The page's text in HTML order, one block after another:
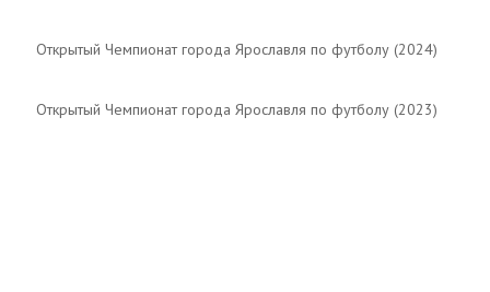
Открытый Чемпионат города Ярославля по футболу (2024)
Открытый Чемпионат города Ярославля по футболу (2023)